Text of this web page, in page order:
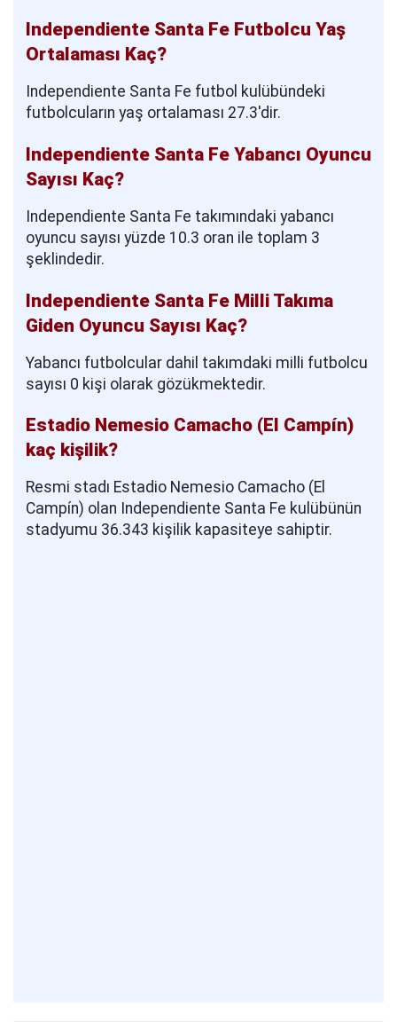
Independiente Santa Fe Futbolcu Yaş
Ortalaması Kaç?
Independiente Santa Fe futbol kulübündeki
futbolcuların yaş ortalaması 27.3'dir.
Independiente Santa Fe Yabancı Oyuncu
Sayısı Kaç?
Independiente Santa Fe takımındaki yabancı
oyuncu sayısı yüzde 10.3 oran ile toplam 3
şeklindedir.
Independiente Santa Fe Milli Takıma
Giden Oyuncu Sayısı Kaç?
Yabancı futbolcular dahil takımdaki milli futbolcu
sayısı 0 kişi olarak gözükmektedir.
Estadio Nemesio Camacho (El Campín)
kaç kişilik?
Resmi stadı Estadio Nemesio Camacho (El
Campín) olan Independiente Santa Fe kulübünün
stadyumu 36.343 kişilik kapasiteye sahiptir.